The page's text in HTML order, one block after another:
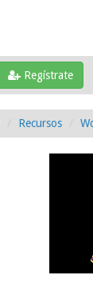
Regístrate
Recursos